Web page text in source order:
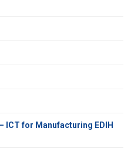
ICT for Manufacturing EDIH